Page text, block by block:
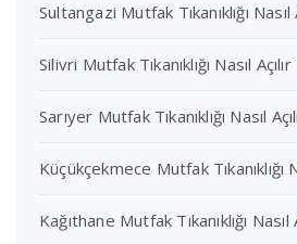
Sultangazi Mutfak Tıkanıklığı Nasıl
Silivri Mutfak Tıkanıklığı Nasıl Açılır
Sarıyer Mutfak Tıkanıklığı Nasıl
Küçükçekmece Mutfak Tıkanıklığı
Kağıthane Mutfak Tıkanıklığı Nasıl